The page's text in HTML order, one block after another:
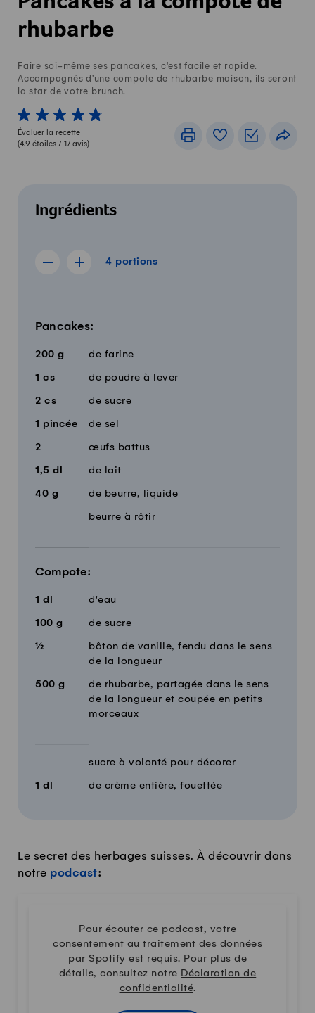
rhubarbe
Faire soi-même ses pancakes, c'est facile et rapide.
Accompagnés d'une compote de rhubarbe maison, ils seront
la star de votre brunch.
1 von 5 étoiles
2 von 5 étoiles
3 von 5 étoiles
4 von 5 étoiles
5 von 5 étoiles
Évaluer la recette
(4.9 étoiles / 17 avis)
ImprimerLivre de recettes
Listes de
Ingrédients
4 portions
Afficher la recette de 3 portions
Afficher la recette de 5 portions
4 portions
Pancakes:
200 g de farine
1 cs de poudre à lever
2 cs de sucre
1 pincée de sel
2 œufs battus
1,5 dl de lait
40 g de beurre, liquide
beurre à rôtir
Compote:
1 dl d'eau
100 g de sucre
½
bâton de vanille, fendu dans le sens
de la longueur
500 g
de rhubarbe, partagée dans le sens
de la longueur et coupée en petits
morceaux
sucre à volonté pour décorer
1 dl de crème entière, fouettée
Le secret des herbages suisses. À découvrir dans
notre podcast:
Pour écouter ce podcast, votre
consentement au traitement des données
par Spotify est requis. Pour plus de
détails, consultez notre Déclaration de
confidentialité.